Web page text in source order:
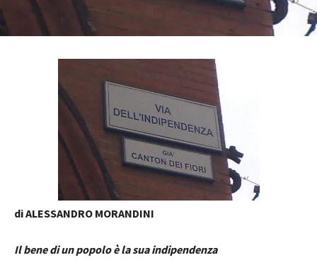
di ALESSANDRO MORANDINI
Il bene di un popolo è la sua indipendenza